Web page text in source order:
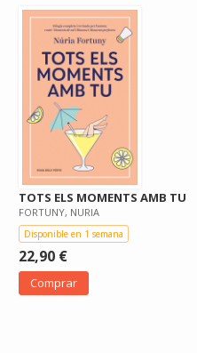
TOTS ELS MOMENTS AMB TU
FORTUNY, NURIA
Disponible en 1 semana
22,90 €
Comprar